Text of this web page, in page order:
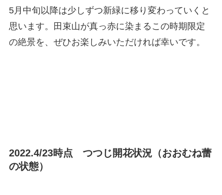
5月中旬以降は少しずつ新緑に移り変わっていくと
思います。田束山が真っ赤に染まるこの時期限定
の絶景を、ぜひお楽しみいただければ幸いです。
2022.4/23時点 つつじ開花状況（おおむね蕾
の状態）